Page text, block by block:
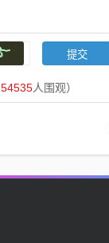
54535人围观）